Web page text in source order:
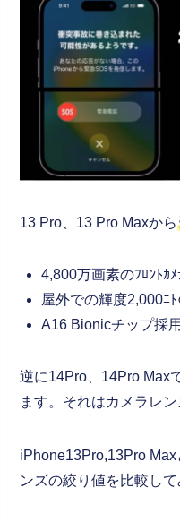
13 Pro、13 Pro Maxから
4,800万画素のﾌﾛﾝﾄｶﾒ
屋外での輝度2,000ﾆﾄ
A16 Bionicチップ採用
逆に14Pro、14Pro Max
ます。それはカメラレン
iPhone13Pro,13Pro
ンズの絞り値を比較して